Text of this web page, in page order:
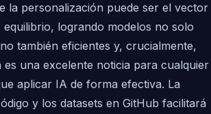
la personalización puede ser el vector
equilibrio, logrando modelos no solo
también eficientes y, crucialmente,
es una excelente noticia para cualquier
aplicar IA de forma efectiva. La
y los datasets en GitHub facilitará